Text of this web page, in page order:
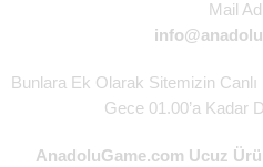
Mail
Bunlara Ek Olarak Sitemizin
Gece 01.00’a Kadar
AnadoluGame.com Ucuz